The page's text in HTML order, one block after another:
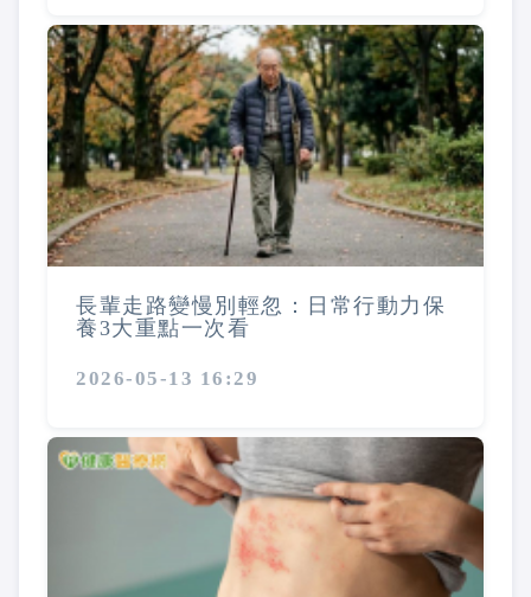
長輩走路變慢別輕忽：日常行動力保
養3大重點一次看
2026-05-13 16:29